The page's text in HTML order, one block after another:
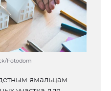
Fotodom
ямальцам